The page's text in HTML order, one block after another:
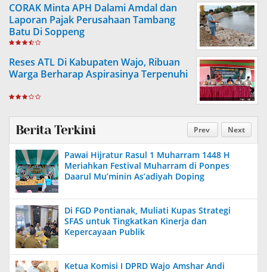
CORAK Minta APH Dalami Amdal dan
Laporan Pajak Perusahaan Tambang
Batu Di Soppeng
Reses ATL Di Kabupaten Wajo, Ribuan
Warga Berharap Aspirasinya Terpenuhi
Prev Next
Berita Terkini
Pawai Hijratur Rasul 1 Muharram 1448 H
Meriahkan Festival Muharram di Ponpes
Daarul Mu’minin As’adiyah Doping
Di FGD Pontianak, Muliati Kupas Strategi
SFAS untuk Tingkatkan Kinerja dan
Kepercayaan Publik
Ketua Komisi I DPRD Wajo Amshar Andi